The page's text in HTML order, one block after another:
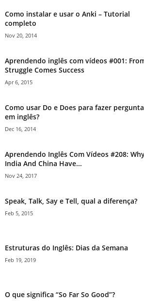
Como instalar e usar o Anki – Tutorial
completo
Nov 20, 2014
Aprendendo inglês com vídeos #001:
Struggle Comes Success
Apr 6, 2015
Como usar Do e Does para fazer
em inglês?
Dec 16, 2014
Aprendendo Inglês Com Vídeos #208:
India And China Have...
Nov 24, 2017
Speak, Talk, Say e Tell, qual a diferença?
Feb 5, 2015
Estruturas do Inglês: Dias da Semana
Feb 19, 2019
O que significa “So Far So Good”?